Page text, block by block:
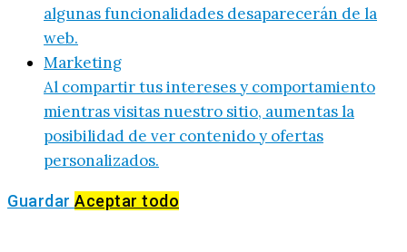
algunas funcionalidades desaparecerán de la
web.
Marketing
Al compartir tus intereses y comportamiento
mientras visitas nuestro sitio, aumentas la
posibilidad de ver contenido y ofertas
personalizados.
Guardar Aceptar todo